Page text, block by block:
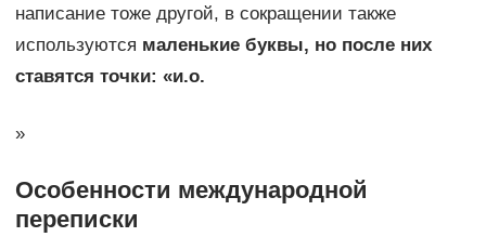
написание тоже другой, в сокращении также
используются маленькие буквы, но после них
ставятся точки: «и.о.
»
Особенности международной
переписки